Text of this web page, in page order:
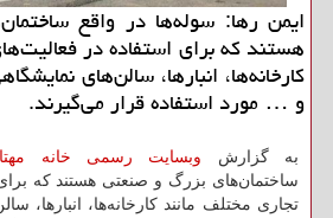
ایمن رها: سوله‌ها در واقع
هستند که برای استفاده در
کارخانه‌ها، انبارها، سالن‌های
و … مورد استفاده قرار می‌گیرند.
به گزارش وبسایت رسمی خانه
ساختمان‌های بزرگ و صنعتی هستند که
تجاری مختلف مانند کارخانه‌ها، انبارها،